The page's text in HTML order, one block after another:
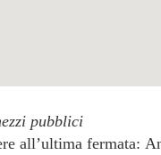
pubblici
all’ultima fermata: